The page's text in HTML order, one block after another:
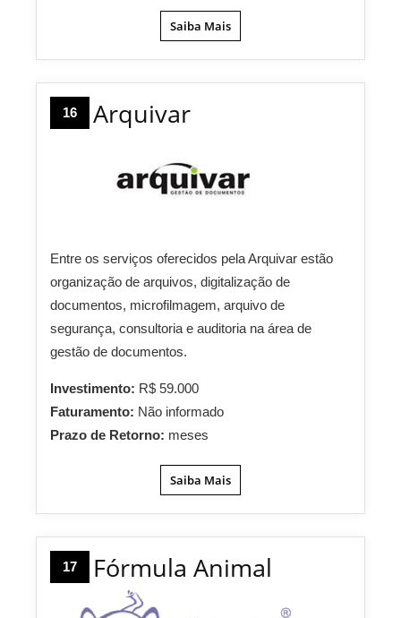
Saiba Mais
16 Arquivar
Entre os serviços oferecidos pela Arquivar estão
organização de arquivos, digitalização de
documentos, microfilmagem, arquivo de
segurança, consultoria e auditoria na área de
gestão de documentos.
Investimento: R$ 59.000
Faturamento: Não informado
Prazo de Retorno: meses
Saiba Mais
17 Fórmula Animal